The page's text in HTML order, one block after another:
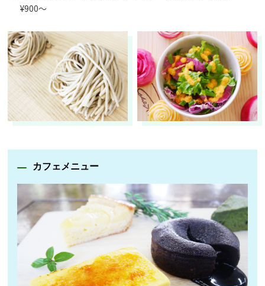
¥900～
カフェメニュー